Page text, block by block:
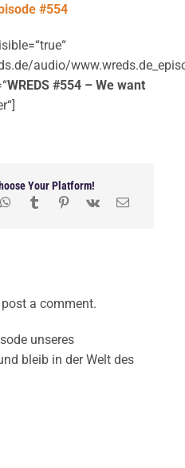
#554
audio/
WREDS #554 – We want
Your Platform!
a comment.
unseres
bleib in der Welt des